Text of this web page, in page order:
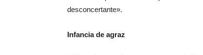
desconcertante».
Infancia de agraz